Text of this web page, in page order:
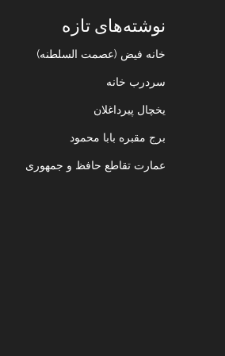
نوشته‌های تازه
خانه فیض (عصمت السلطنه)
سردرب خانه
یخچال پیرداغلان
برج مقبره بابا محمود
عمارت تقاطع حافظ و جمهوری